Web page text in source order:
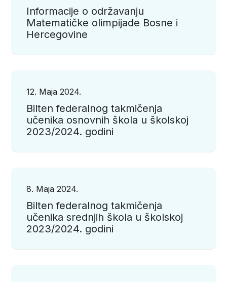
Informacije o održavanju
Matematičke olimpijade Bosne i
Hercegovine
12. Maja 2024.
Bilten federalnog takmičenja
učenika osnovnih škola u školskoj
2023/2024. godini
8. Maja 2024.
Bilten federalnog takmičenja
učenika srednjih škola u školskoj
2023/2024. godini